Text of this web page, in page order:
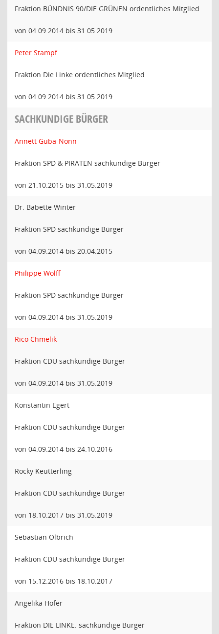
Fraktion BÜNDNIS 90/DIE GRÜNEN ordentliches Mitglied
von 04.09.2014 bis 31.05.2019
Peter Stampf
Fraktion Die Linke ordentliches Mitglied
von 04.09.2014 bis 31.05.2019
SACHKUNDIGE BÜRGER
Annett Guba-Nonn
Fraktion SPD & PIRATEN sachkundige Bürger
von 21.10.2015 bis 31.05.2019
Dr. Babette Winter
Fraktion SPD sachkundige Bürger
von 04.09.2014 bis 20.04.2015
Philippe Wolff
Fraktion SPD sachkundige Bürger
von 04.09.2014 bis 31.05.2019
Rico Chmelik
Fraktion CDU sachkundige Bürger
von 04.09.2014 bis 31.05.2019
Konstantin Egert
Fraktion CDU sachkundige Bürger
von 04.09.2014 bis 24.10.2016
Rocky Keutterling
Fraktion CDU sachkundige Bürger
von 18.10.2017 bis 31.05.2019
Sebastian Olbrich
Fraktion CDU sachkundige Bürger
von 15.12.2016 bis 18.10.2017
Angelika Höfer
Fraktion DIE LINKE. sachkundige Bürger